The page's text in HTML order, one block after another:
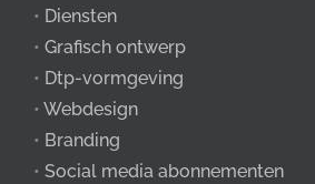
• Diensten
• Grafisch ontwerp
• Dtp-vormgeving
• Webdesign
• Branding
• Social media abonnementen